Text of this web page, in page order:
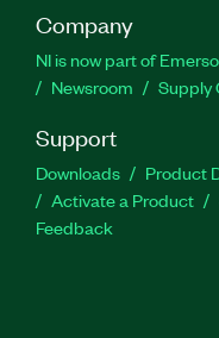
Company
NI is now part of
Newsroom
Supply
Support
Downloads Product
Activate a Product
Feedback